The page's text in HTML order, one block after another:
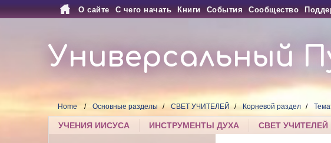
О сайте С чего начать Книги События Сообщество
Универсальный
Home Основные разделы СВЕТ УЧИТЕЛЕЙ Корневой раздел
УЧЕНИЯ ИИСУСА ИНСТРУМЕНТЫ ДУХА СВЕТ УЧИТЕЛЕЙ